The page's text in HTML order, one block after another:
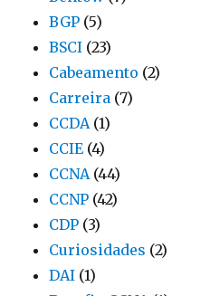
BGP (5)
BSCI (23)
Cabeamento (2)
Carreira (7)
CCDA(1)
CCIE (4)
CCNA(44)
CCNP (42)
CDP (3)
Curiosidades (2)
DAI (1)